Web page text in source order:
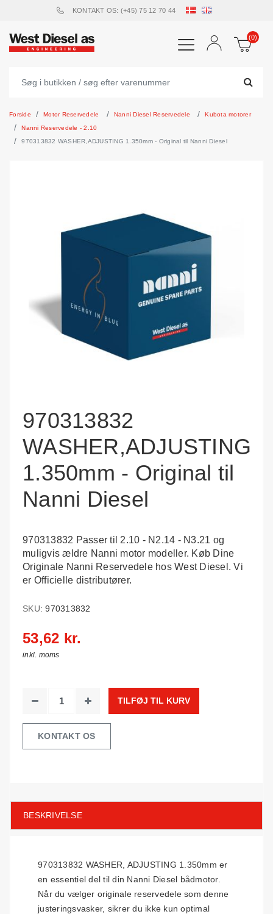
KONTAKT OS: (+45) 75 12 70 44
(0)
Forside Motor Reservedele Nanni Diesel Reservedele
Kubota motorer
Nanni Reservedele - 2.10
970313832 WASHER,ADJUSTING 1.350mm - Original til Nanni Diesel
970313832
WASHER,ADJUSTING
1.350mm - Original til
Nanni Diesel
970313832 Passer til 2.10 - N2.14 - N3.21 og
muligvis ældre Nanni motor modeller. Køb Dine
Originale Nanni Reservedele hos West Diesel. Vi
er Officielle distributører.
SKU: 970313832
53,62 kr.
inkl. moms
TILFØJ TIL KURV
KONTAKT OS
BESKRIVELSE
970313832 WASHER, ADJUSTING 1.350mm er
en essentiel del til din Nanni Diesel bådmotor.
Når du vælger originale reservedele som denne
justeringsvasker, sikrer du ikke kun optimal